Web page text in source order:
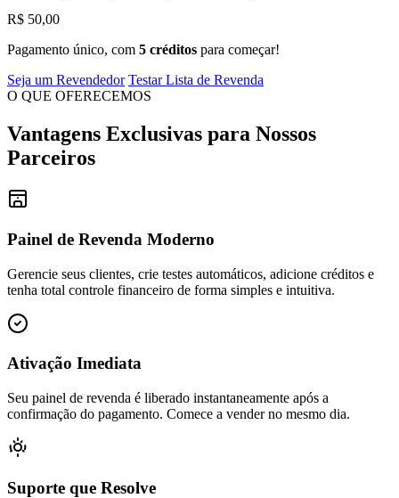
R$ 50,00
Pagamento único, com 5 créditos para começar!
Seja um Revendedor Testar Lista de Revenda
O QUE OFERECEMOS
Vantagens Exclusivas para Nossos
Parceiros
Painel de Revenda Moderno
Gerencie seus clientes, crie testes automáticos, adicione créditos e
tenha total controle financeiro de forma simples e intuitiva.
Ativação Imediata
Seu painel de revenda é liberado instantaneamente após a
confirmação do pagamento. Comece a vender no mesmo dia.
Suporte que Resolve